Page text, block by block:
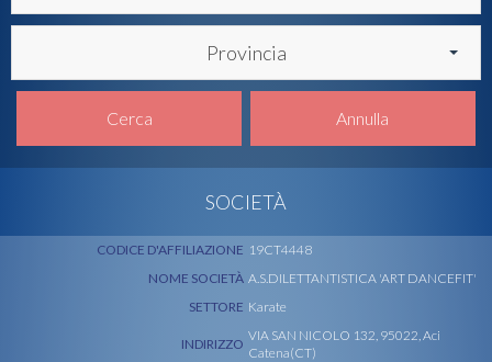
Provincia
Cerca Annulla
SOCIETÀ
CODICE D'AFFILIAZIONE 19CT4448
NOME SOCIETÀ A.S.DILETTANTISTICA 'ART DANCEFIT'
SETTORE Karate
INDIRIZZO
VIA SAN NICOLO 132, 95022, Aci
Catena(CT)